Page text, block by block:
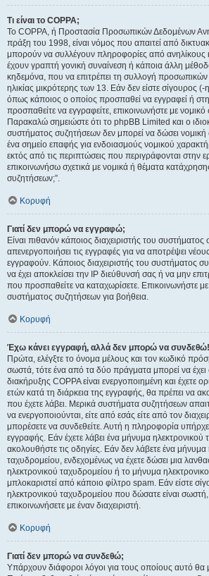
Τι είναι το COPPA;
Το COPPA, ή Προστασία Προσωπικών Δεδομένων
πράξη του 1998, είναι νόμος που απαιτεί από
μπορούν να συλλέγουν πληροφορίες από
έχουν γραπτή γονική συναίνεση ή κάποια άλλη
κηδεμόνα, που να επιτρέπει τη συλλογή
ηλικίας μικρότερης των 13. Εάν δεν είστε σίγουρος (-
όπως κάποιος ο οποίος προσπαθεί να εγγραφεί ή
προσπαθείτε να εγγραφείτε, επικοινωνήστε με
Παρακαλώ σημειώστε ότι το phpBB Limited και ο
συστήματος συζητήσεων δεν μπορεί να δώσει νομική
ένα σημείο επαφής για ενδοιασμούς νομικού
εκτός από τις περιπτώσεις που περιγράφονται στην
επικοινωνήσω σχετικά με νομικά ή θέματα
συζητήσεων;”.
Κορυφή
Γιατί δεν μπορώ να εγγραφώ;
Είναι πιθανόν κάποιος διαχειριστής του συστήματος
απενεργοποιήσει τις εγγραφές για να αποτρέψει
εγγραφούν. Κάποιος διαχειριστής του συστήματος
να έχει αποκλείσει την IP διεύθυνσή σας ή να μην
που προσπαθείτε να καταχωρίσετε. Επικοινωνήστε με
συστήματος συζητήσεων για βοήθεια.
Κορυφή
Έχω κάνει εγγραφή, αλλά δεν μπορώ να συνδεθώ!
Πρώτα, ελέγξτε το όνομα μέλους και τον κωδικό
σωστά, τότε ένα από τα δύο πράγματα μπορεί να
διακήρυξης COPPA είναι ενεργοποιημένη και έχετε
ετών κατά τη διάρκεια της εγγραφής, θα πρέπει να
που έχετε λάβει. Μερικά συστήματα συζητήσεων
να ενεργοποιούνται, είτε από εσάς είτε από τον
μπορέσετε να συνδεθείτε. Αυτή η πληροφορία υπήρχε
εγγραφής. Εάν έχετε λάβει ένα μήνυμα ηλεκτρονικού
ακολουθήστε τις οδηγίες. Εάν δεν λάβετε ένα μήνυμα
ταχυδρομείου, ενδεχομένως να έχετε δώσει μια
ηλεκτρονικού ταχυδρομείου ή το μήνυμα
μπλοκαριστεί από κάποιο φίλτρο spam. Εάν είστε
ηλεκτρονικού ταχυδρομείου που δώσατε είναι
επικοινωνήσετε με έναν διαχειριστή.
Κορυφή
Γιατί δεν μπορώ να συνδεθώ;
Υπάρχουν διάφοροι λόγοι για τους οποίους αυτό